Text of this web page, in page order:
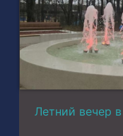
Летний вечер